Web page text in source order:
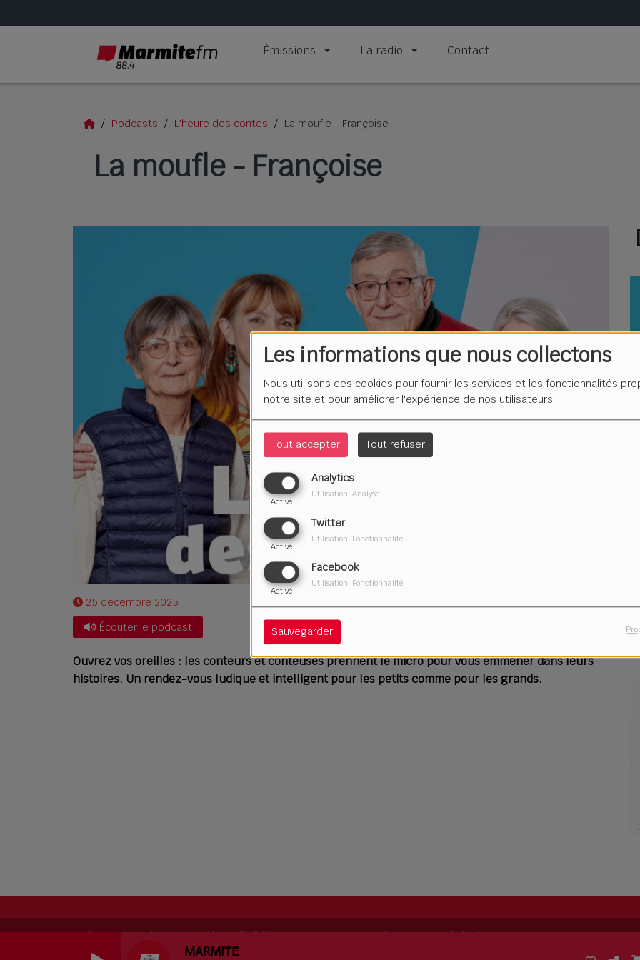
Les informations que nous collectons
Nous utilisons des cookies pour fournir les services et les fonctionnalités
notre site et pour améliorer l'expérience de nos utilisateurs.
Tout accepter Tout refuser
Analytics
Activé
Utilisation: Analyse
Twitter
Activé
Utilisation: Fonctionnalité
Facebook
Activé
Utilisation: Fonctionnalité
Sauvegarder
Émissions La radio Contact
MARMITE
Podcasts L'heure des contes La moufle - Françoise
La moufle - Françoise
25 décembre 2025
Écouter le podcast
Ouvrez vos oreilles : les conteurs et conteuses prennent le micro pour vous emmener dans leurs
histoires. Un rendez-vous ludique et intelligent pour les petits comme pour les grands.
RadioKing © 2026 | Site radio créé avecRadioKing. RadioKing permet decréer sa propre radiofacilement.